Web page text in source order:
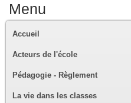
Menu
Accueil
Acteurs de l'école
Pédagogie - Règlement
La vie dans les classes